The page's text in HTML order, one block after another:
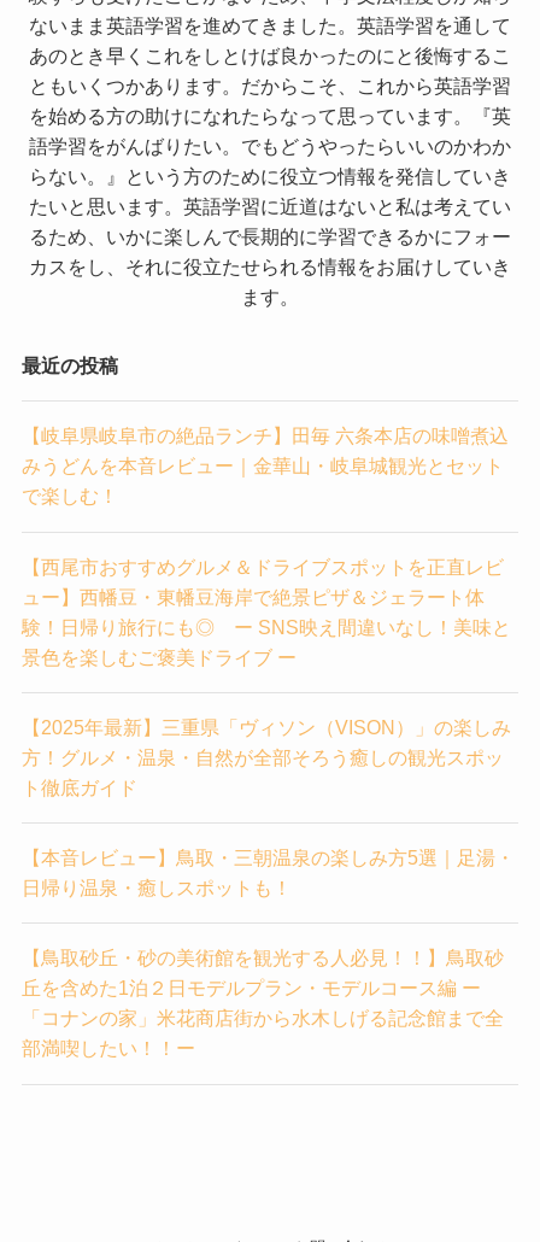
ないまま英語学習を進めてきました。英語学習を通して
あのとき早くこれをしとけば良かったのにと後悔するこ
ともいくつかあります。だからこそ、これから英語学習
を始める方の助けになれたらなって思っています。『英
語学習をがんばりたい。でもどうやったらいいのかわか
らない。』という方のために役立つ情報を発信していき
たいと思います。英語学習に近道はないと私は考えてい
るため、いかに楽しんで長期的に学習できるかにフォー
カスをし、それに役立たせられる情報をお届けしていき
ます。
最近の投稿
【岐阜県岐阜市の絶品ランチ】田毎 六条本店の味噌煮込
みうどんを本音レビュー｜金華山・岐阜城観光とセット
で楽しむ！
【西尾市おすすめグルメ＆ドライブスポットを正直レビ
ュー】西幡豆・東幡豆海岸で絶景ピザ＆ジェラート体
験！日帰り旅行にも◎ ー SNS映え間違いなし！美味と
景色を楽しむご褒美ドライブ ー
【2025年最新】三重県「ヴィソン（VISON）」の楽しみ
方！グルメ・温泉・自然が全部そろう癒しの観光スポッ
ト徹底ガイド
【本音レビュー】鳥取・三朝温泉の楽しみ方5選｜足湯・
日帰り温泉・癒しスポットも！
【鳥取砂丘・砂の美術館を観光する人必見！！】鳥取砂
丘を含めた1泊２日モデルプラン・モデルコース編 ー
「コナンの家」米花商店街から水木しげる記念館まで全
部満喫したい！！ー